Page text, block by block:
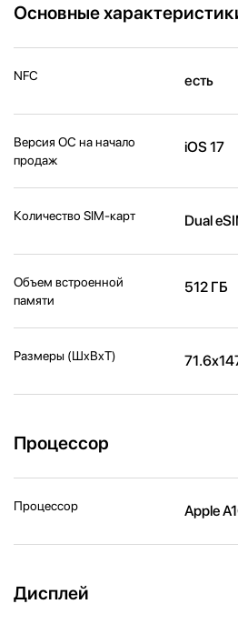
Основные
NFC есть
Версия ОС на начало
продаж
iOS 17
Количество SIM-карт Dual
Объем встроенной
памяти
512 ГБ
Размеры (ШxВxТ)
Процессор
Процессор Apple
Дисплей